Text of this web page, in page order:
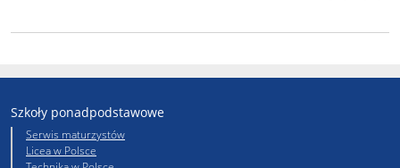
Szkoły ponadpodstawowe
Serwis maturzystów
Licea w Polsce